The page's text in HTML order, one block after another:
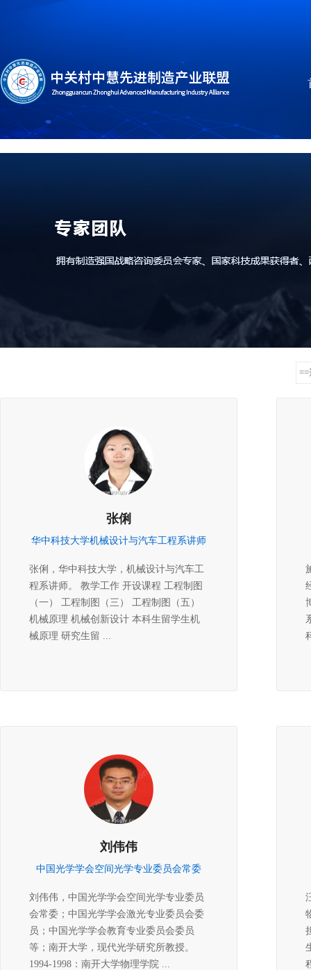
张俐
华中科技大学机械设计与汽车工程系讲师
张俐，华中科技大学，机械设计与汽车工
程系讲师。 教学工作 开设课程 工程制图
（一） 工程制图（三） 工程制图（五）
机械原理 机械创新设计 本科生留学生机
械原理 研究生留 ...
刘伟伟
中国光学学会空间光学专业委员会常委
刘伟伟，中国光学学会空间光学专业委员
会常委；中国光学学会激光专业委员会委
员；中国光学学会教育专业委员会委员
等；南开大学，现代光学研究所教授。
1994-1998：南开大学物理学院 ...